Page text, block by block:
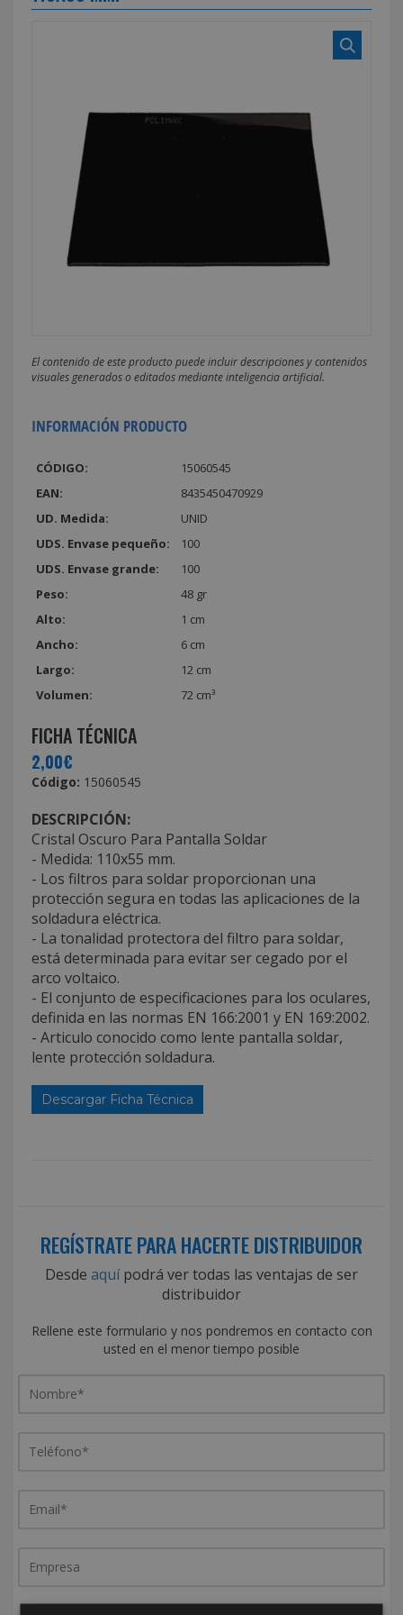
El contenido de este producto puede incluir descripciones y contenidos
visuales generados o editados mediante inteligencia artificial.
INFORMACIÓN PRODUCTO
CÓDIGO:
15060545
EAN:
8435450470929
UD. Medida:
UNID
UDS. Envase pequeño:
100
UDS. Envase grande:
100
Peso:
48 gr
Alto:
1 cm
Ancho:
6 cm
Largo:
12 cm
Volumen:
72 cm³
FICHA TÉCNICA
2,00€
Código: 15060545
DESCRIPCIÓN:
Cristal Oscuro Para Pantalla Soldar
- Medida: 110x55 mm.
- Los filtros para soldar proporcionan una
protección segura en todas las aplicaciones de la
soldadura eléctrica.
- La tonalidad protectora del filtro para soldar,
está determinada para evitar ser cegado por el
arco voltaico.
- El conjunto de especificaciones para los oculares,
definida en las normas EN 166:2001 y EN 169:2002.
- Articulo conocido como lente pantalla soldar,
lente protección soldadura.
Descargar Ficha Técnica
REGÍSTRATE PARA HACERTE DISTRIBUIDOR
Desde aquípodrá ver todas las ventajas de ser
distribuidor
Rellene este formulario y nos pondremos en contacto con
usted en el menor tiempo posible